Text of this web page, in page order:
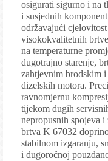
osigurati sigurno i na
i susjednih
održavajući
visokokvalitetnih
na temperaturne
dugotrajno starenje,
zahtjevnim brodskim
dizelskih motora.
ravnomjernu
tijekom dugih
nepropusnih spojeva i
brtva K 67032
stabilnom izgaranju,
i dugoročnoj